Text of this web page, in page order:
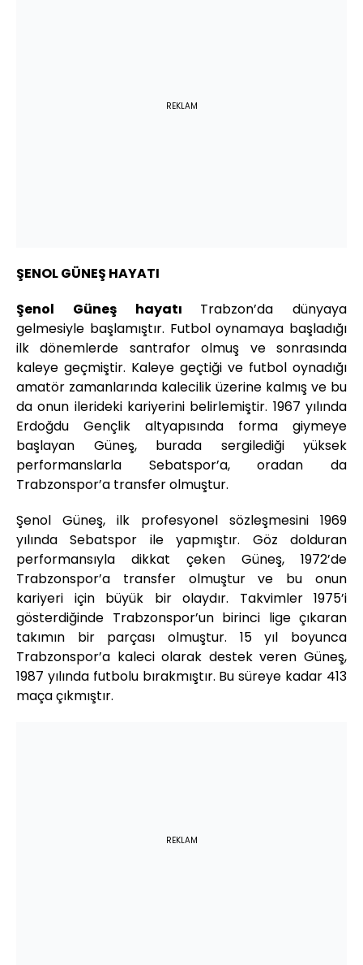
REKLAM
ŞENOL GÜNEŞ HAYATI
Şenol Güneş hayatı Trabzon’da dünyaya
gelmesiyle başlamıştır. Futbol oynamaya başladığı
ilk dönemlerde santrafor olmuş ve sonrasında
kaleye geçmiştir. Kaleye geçtiği ve futbol oynadığı
amatör zamanlarında kalecilik üzerine kalmış ve bu
da onun ilerideki kariyerini belirlemiştir. 1967 yılında
Erdoğdu Gençlik altyapısında forma giymeye
başlayan Güneş, burada sergilediği yüksek
performanslarla Sebatspor’a, oradan da
Trabzonspor’a transfer olmuştur.
Şenol Güneş, ilk profesyonel sözleşmesini 1969
yılında Sebatspor ile yapmıştır. Göz dolduran
performansıyla dikkat çeken Güneş, 1972’de
Trabzonspor’a transfer olmuştur ve bu onun
kariyeri için büyük bir olaydır. Takvimler 1975’i
gösterdiğinde Trabzonspor’un birinci lige çıkaran
takımın bir parçası olmuştur. 15 yıl boyunca
Trabzonspor’a kaleci olarak destek veren Güneş,
1987 yılında futbolu bırakmıştır. Bu süreye kadar 413
maça çıkmıştır.
REKLAM